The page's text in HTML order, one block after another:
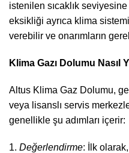
istenilen sıcaklık
eksikliği ayrıca klima
verebilir ve onarımların
Klima Gazı Dolumu Nasıl
Altus Klima Gaz Dolumu,
veya lisanslı servis
genellikle şu adımları içerir:
Değerlendirme: İlk